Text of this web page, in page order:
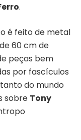
.
é feito de metal
60 cm de
peças bem
por fascículos
do mundo
sobre Tony